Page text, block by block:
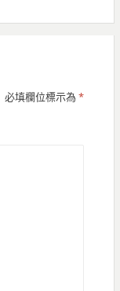
必填欄位標示為 *